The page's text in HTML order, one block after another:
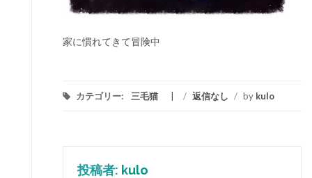
家に慣れてきて冒険中
カテゴリー: 三毛猫 / 返信なし / by kulo
投稿者: kulo